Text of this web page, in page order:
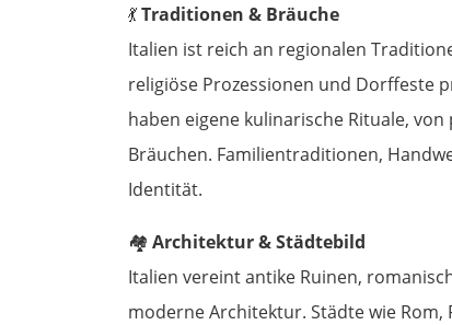
💃Traditionen & Bräuche
Italien ist reich an regionalen
religiöse Prozessionen und Dorffeste
haben eigene kulinarische Rituale,
Bräuchen. Familientraditionen,
Identität.
🏘️ Architektur & Städtebild
Italien vereint antike Ruinen,
moderne Architektur. Städte wie